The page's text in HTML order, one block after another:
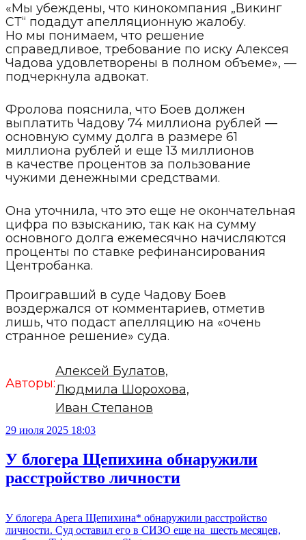
«Мы убеждены, что кинокомпания „Викинг
СТ“ подадут апелляционную жалобу.
Но мы понимаем, что решение
справедливое, требование по иску Алексея
Чадова удовлетворены в полном объеме», —
подчеркнула адвокат.
Фролова пояснила, что Боев должен
выплатить Чадову 74 миллиона рублей —
основную сумму долга в размере 61
миллиона рублей и еще 13 миллионов
в качестве процентов за пользование
чужими денежными средствами.
Она уточнила, что это еще не окончательная
цифра по взысканию, так как на сумму
основного долга ежемесячно начисляются
проценты по ставке рефинансирования
Центробанка.
Проигравший в суде Чадову Боев
воздержался от комментариев, отметив
лишь, что подаст апелляцию на «очень
странное решение» суда.
Авторы:
Алексей Булатов,
Людмила Шорохова,
Иван Степанов
29 июля 2025 18:03
У блогера Щепихина обнаружили
расстройство личности
У блогера Арега Щепихина* обнаружили расстройство
личности. Суд оставил его в СИЗО еще на шесть месяцев,